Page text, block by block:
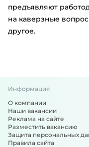
предъявляют
на каверзные
другое.
Информация
О компании
Наши вакансии
Реклама на сайте
Разместить вакансию
Защита персональных
Правила сайта